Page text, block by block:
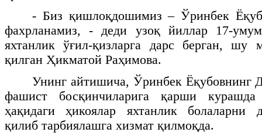
- Биз қишлоқдошимиз – Ўринбек
фахрланамиз, - деди узоқ йиллар 17-
яхтанлик ўғил-қизларга дарс берган, шу
қилган Ҳикматой Раҳимова.
Унинг айтишича, Ўринбек Ёқубовнинг
фашист босқинчиларига қарши курашда
ҳақидаги ҳикоялар яхтанлик болаларни
қилиб тарбиялашга хизмат қилмоқда.